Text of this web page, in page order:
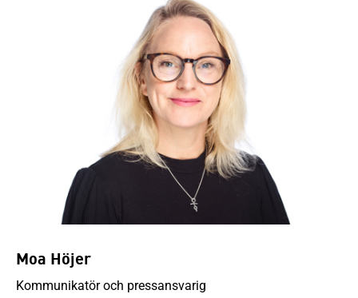
Moa Höjer
Kommunikatör och pressansvarig